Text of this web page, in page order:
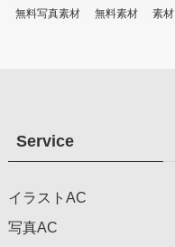
無料写真素材
無料素材 素材
Service
イラストAC
写真AC